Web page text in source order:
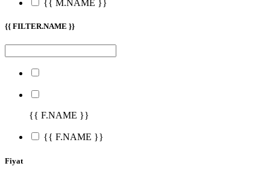
{{ M.NAME }}
{{ FILTER.NAME }}
{{ F.NAME }}
{{ F.NAME }}
Fiyat